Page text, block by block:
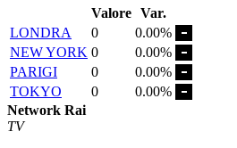
Valore Var.
LONDRA
0
0.00%
NEW YORK 0
0.00%
PARIGI
0
0.00%
TOKYO
0
0.00%
Network Rai
TV